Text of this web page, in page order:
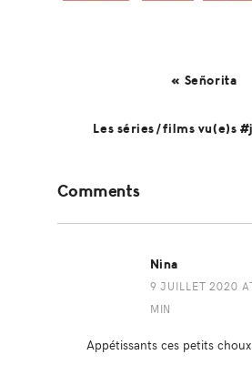
« Señorita
Les séries/films vu(e)s
Interactions
Comments
Nina
9 JUILLET 2020
MIN
Appétissants ces petits choux.